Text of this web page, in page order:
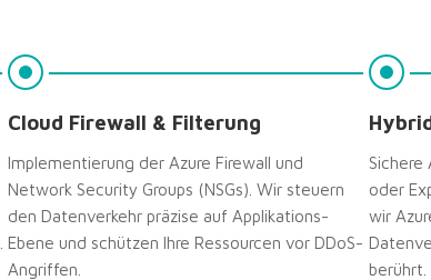
Cloud Firewall & Filterung
Implementierung der Azure Firewall und
Network Security Groups (NSGs). Wir steuern
den Datenverkehr präzise auf Applikations-
Ebene und schützen Ihre Ressourcen vor DDoS-
Angriffen.
Sichere
oder
wir
berührt.